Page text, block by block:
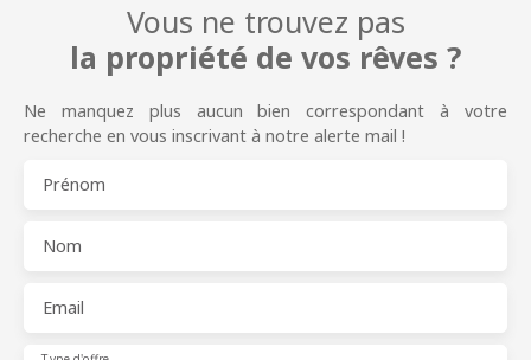
Vous ne trouvez pas
la propriété de vos rêves ?
Ne manquez plus aucun bien correspondant à votre
recherche en vous inscrivant à notre alerte mail !
Prénom
Nom
Email